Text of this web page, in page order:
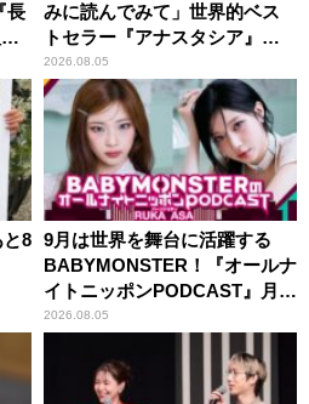
長
みに読んでみて」世界的ベス
トセラー『アナスタシア』を
紹介
2026.08.05
8 9月は世界を舞台に活躍する
BABYMONSTER！『オールナ
イトニッポンPODCAST』月替
わりパーソナリティ
2026.08.05